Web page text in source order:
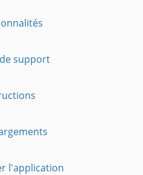
support
l'application